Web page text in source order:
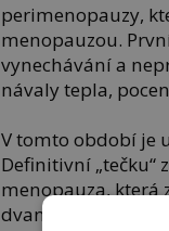
perimenopauzy,
menopauzou.
vynechávání a
návaly tepla,
V tomto období je
Definitivní
menopauza, která
dvanácti po sobě